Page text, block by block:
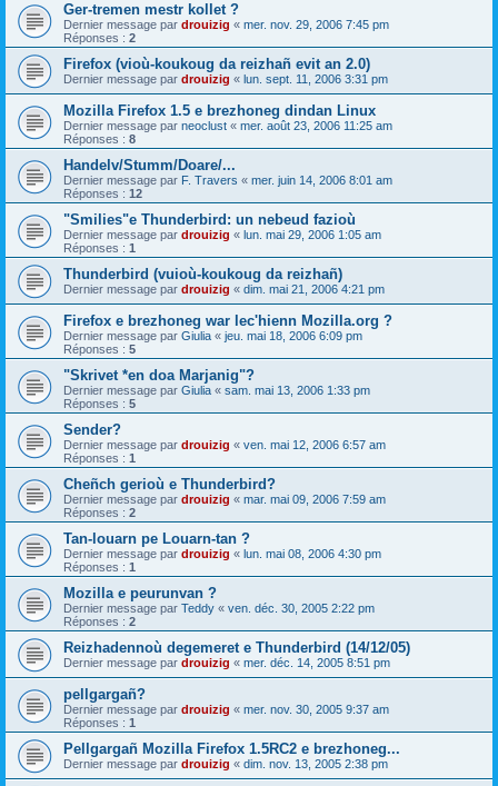
Ger-tremen mestr kollet ?
Dernier message par drouizig « mer. nov. 29, 2006 7:45 pm
Réponses : 2
Firefox (vioù-koukoug da reizhañ evit an 2.0)
Dernier message par drouizig « lun. sept. 11, 2006 3:31 pm
Mozilla Firefox 1.5 e brezhoneg dindan Linux
Dernier message par neoclust « mer. août 23, 2006 11:25 am
Réponses : 8
Handelv/Stumm/Doare/...
Dernier message par F. Travers « mer. juin 14, 2006 8:01 am
Réponses : 12
"Smilies"e Thunderbird: un nebeud fazioù
Dernier message par drouizig « lun. mai 29, 2006 1:05 am
Réponses : 1
Thunderbird (vuioù-koukoug da reizhañ)
Dernier message par drouizig « dim. mai 21, 2006 4:21 pm
Firefox e brezhoneg war lec'hienn Mozilla.org ?
Dernier message par Giulia « jeu. mai 18, 2006 6:09 pm
Réponses : 5
"Skrivet *en doa Marjanig"?
Dernier message par Giulia « sam. mai 13, 2006 1:33 pm
Réponses : 5
Sender?
Dernier message par drouizig « ven. mai 12, 2006 6:57 am
Réponses : 1
Cheñch gerioù e Thunderbird?
Dernier message par drouizig « mar. mai 09, 2006 7:59 am
Réponses : 2
Tan-louarn pe Louarn-tan ?
Dernier message par drouizig « lun. mai 08, 2006 4:30 pm
Réponses : 1
Mozilla e peurunvan ?
Dernier message par Teddy « ven. déc. 30, 2005 2:22 pm
Réponses : 2
Reizhadennoù degemeret e Thunderbird (14/12/05)
Dernier message par drouizig « mer. déc. 14, 2005 8:51 pm
pellgargañ?
Dernier message par drouizig « mer. nov. 30, 2005 9:37 am
Réponses : 1
Pellgargañ Mozilla Firefox 1.5RC2 e brezhoneg...
Dernier message par drouizig « dim. nov. 13, 2005 2:38 pm